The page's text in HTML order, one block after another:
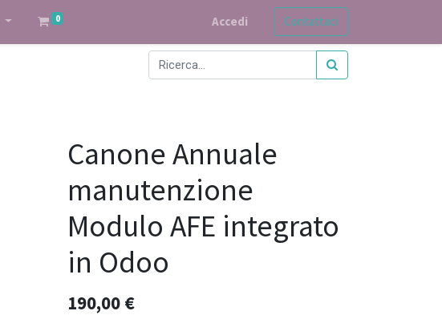
0 Accedi Contattaci
Canone Annuale
manutenzione
Modulo AFE integrato
in Odoo
190,00 €